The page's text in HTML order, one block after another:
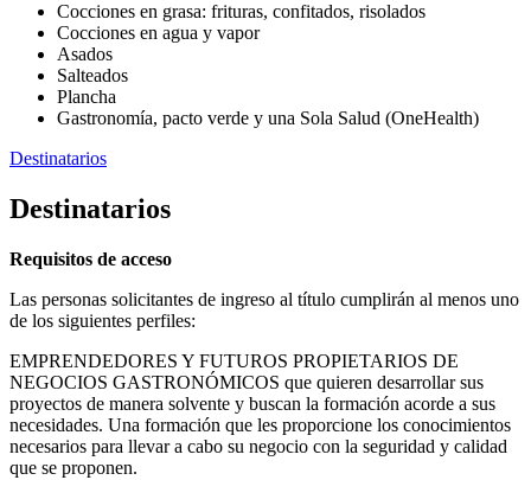
Cocciones en grasa: frituras, confitados, risolados
Cocciones en agua y vapor
Asados
Salteados
Plancha
Gastronomía, pacto verde y una Sola Salud (OneHealth)
Destinatarios
Destinatarios
Requisitos de acceso
Las personas solicitantes de ingreso al título cumplirán al menos uno
de los siguientes perfiles:
EMPRENDEDORES Y FUTUROS PROPIETARIOS DE
NEGOCIOS GASTRONÓMICOS que quieren desarrollar sus
proyectos de manera solvente y buscan la formación acorde a sus
necesidades. Una formación que les proporcione los conocimientos
necesarios para llevar a cabo su negocio con la seguridad y calidad
que se proponen.